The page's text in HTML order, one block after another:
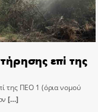
επί της
της ΠΕΟ 1 (όρια νομού
[…]